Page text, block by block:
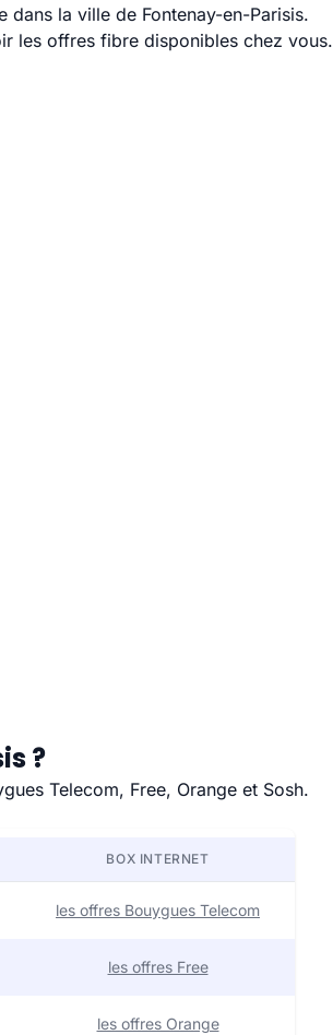
dans la ville de Fontenay-en-Parisis.
les offres fibre disponibles chez vous.
?
Telecom, Free, Orange et Sosh.
BOX INTERNET
les offres Bouygues Telecom
les offres Free
les offres Orange